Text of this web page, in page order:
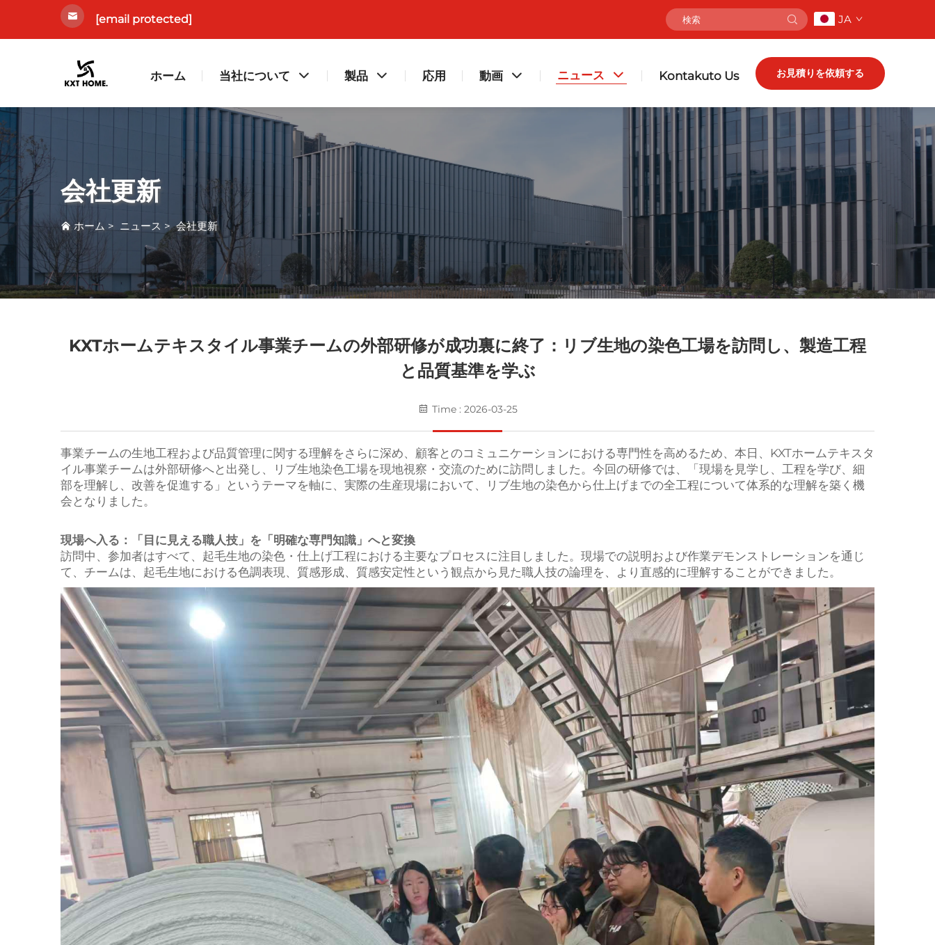
[email protected] JA
ホーム 当社について 製品 応用 動画 ニュース Kontakuto Us お見積りを依頼する
会社更新
ホーム > ニュース >会社更新
KXTホームテキスタイル事業チームの外部研修が成功裏に終了：リブ生地の染色工場を訪問し、製造工程
と品質基準を学ぶ
Time : 2026-03-25
事業チームの生地工程および品質管理に関する理解をさらに深め、顧客とのコミュニケーションにおける専門性を高めるため、本日、KXTホームテキスタ
イル事業チームは外部研修へと出発し、リブ生地染色工場を現地視察・交流のために訪問しました。今回の研修では、「現場を見学し、工程を学び、細
部を理解し、改善を促進する」というテーマを軸に、実際の生産現場において、リブ生地の染色から仕上げまでの全工程について体系的な理解を築く機
会となりました。
現場へ入る：「目に見える職人技」を「明確な専門知識」へと変換
訪問中、参加者はすべて、起毛生地の染色・仕上げ工程における主要なプロセスに注目しました。現場での説明および作業デモンストレーションを通じ
て、チームは、起毛生地における色調表現、質感形成、質感安定性という観点から見た職人技の論理を、より直感的に理解することができました。